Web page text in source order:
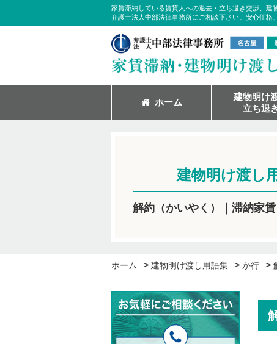
家賃滞納している賃貸人への退去・立ち退き交渉、建
弁護士法人中部法律事務所にご相談下さい。安心価格
ホーム
建物明け
立ち退
建物明け渡し
解約（かいやく）｜滞納家
ホーム > 建物明け渡し用語集 > か行 >